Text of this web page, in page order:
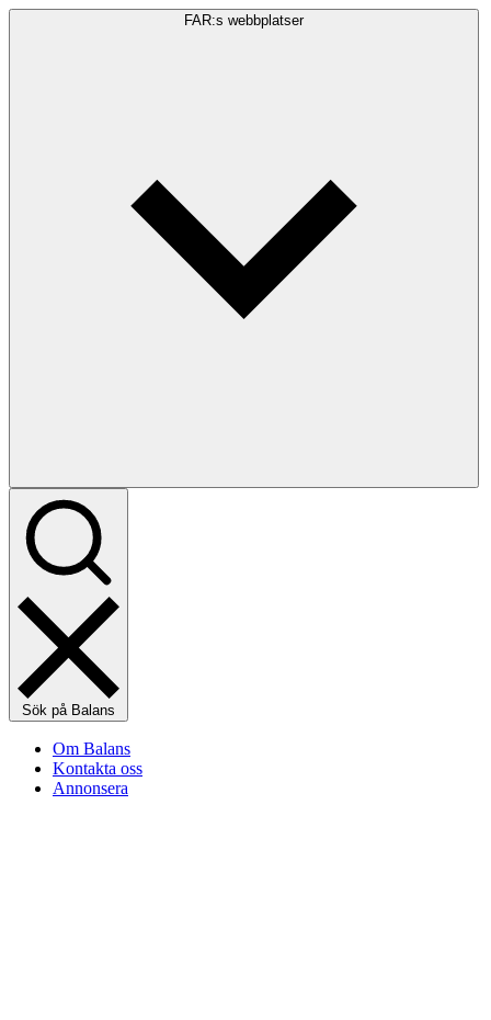
FAR:s webbplatser
Sök på Balans
Om Balans
Kontakta oss
Annonsera